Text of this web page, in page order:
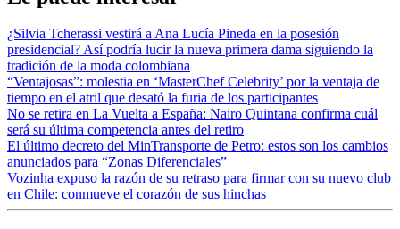
¿Silvia Tcherassi vestirá a Ana Lucía Pineda en la posesión
presidencial? Así podría lucir la nueva primera dama siguiendo la
tradición de la moda colombiana
“Ventajosas”: molestia en ‘MasterChef Celebrity’ por la ventaja de
tiempo en el atril que desató la furia de los participantes
No se retira en La Vuelta a España: Nairo Quintana confirma cuál
será su última competencia antes del retiro
El último decreto del MinTransporte de Petro: estos son los cambios
anunciados para “Zonas Diferenciales”
Vozinha expuso la razón de su retraso para firmar con su nuevo club
en Chile: conmueve el corazón de sus hinchas